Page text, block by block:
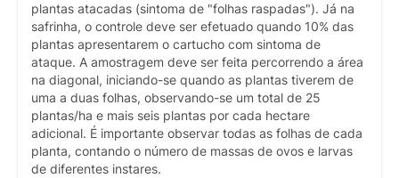
plantas atacadas (sintoma de "folhas raspadas"). Já na
safrinha, o controle deve ser efetuado quando 10% das
plantas apresentarem o cartucho com sintoma de
ataque. A amostragem deve ser feita percorrendo a área
na diagonal, iniciando-se quando as plantas tiverem de
uma a duas folhas, observando-se um total de 25
plantas/ha e mais seis plantas por cada hectare
adicional. É importante observar todas as folhas de cada
planta, contando o número de massas de ovos e larvas
de diferentes instares.